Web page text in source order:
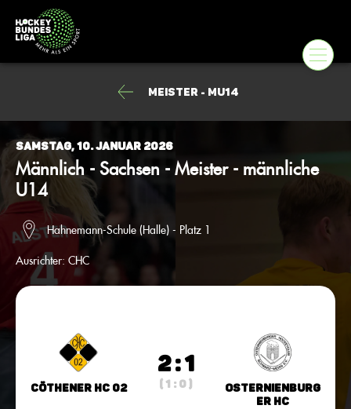
Meister - mU14
Samstag, 10. Januar 2026
Männlich - Sachsen - Meister - männliche
U14
Hahnemann-Schule (Halle) - Platz 1
Ausrichter: CHC
Cöthener HC 02
2 : 1
( 1 : 0 )
Osternienburg
er HC